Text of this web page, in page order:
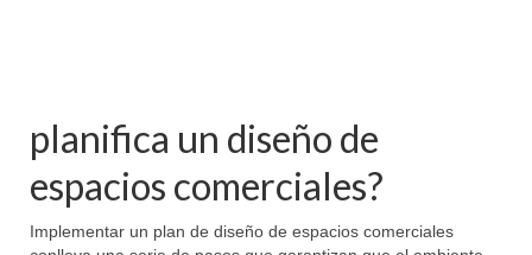
planifica un diseño de
espacios comerciales?
Implementar un plan de diseño de espacios comerciales